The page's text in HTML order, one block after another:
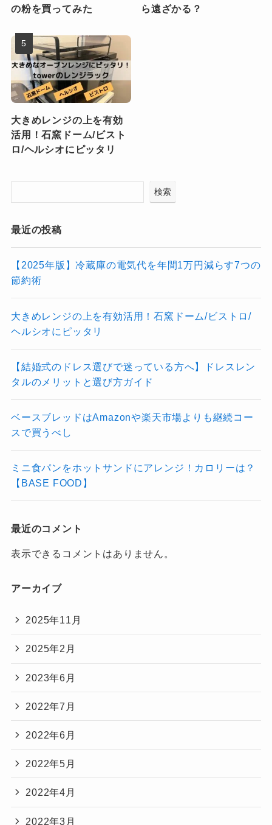
の粉を買ってみた
ら遠ざかる？
大きめレンジの上を有効
活用！石窯ドーム/ビスト
ロ/ヘルシオにピッタリ
検索
最近の投稿
【2025年版】冷蔵庫の電気代を年間1万円減らす7つの
節約術
大きめレンジの上を有効活用！石窯ドーム/ビストロ/
ヘルシオにピッタリ
【結婚式のドレス選びで迷っている方へ】ドレスレン
タルのメリットと選び方ガイド
ベースブレッドはAmazonや楽天市場よりも継続コー
スで買うべし
ミニ食パンをホットサンドにアレンジ！カロリーは？
【BASE FOOD】
最近のコメント
表示できるコメントはありません。
アーカイブ
2025年11月
2025年2月
2023年6月
2022年7月
2022年6月
2022年5月
2022年4月
2022年3月